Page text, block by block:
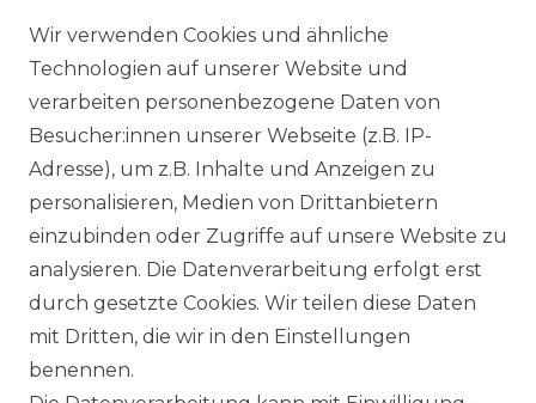
Ähnlicher Artikel
Venti - Evening - Body Fit-
Festliches Herren Hemd weiß
oder creme (001950)
UVP 49,99 €
ab 47,99 € *
Wir verwenden Cookies und ähnliche
Technologien auf unserer Website und
verarbeiten personenbezogene Daten von
Besucher:innen unserer Webseite (z.B. IP-
Adresse), um z.B. Inhalte und Anzeigen zu
personalisieren, Medien von Drittanbietern
einzubinden oder Zugriffe auf unsere Website zu
analysieren. Die Datenverarbeitung erfolgt erst
durch gesetzte Cookies. Wir teilen diese Daten
mit Dritten, die wir in den Einstellungen
benennen.